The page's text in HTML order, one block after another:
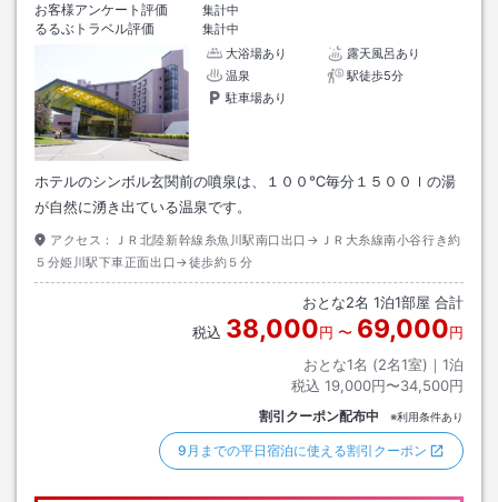
お客様アンケート評価
集計中
るるぶトラベル評価
集計中
大浴場あり
露天風呂あり
温泉
駅徒歩5分
駐車場あり
ホテルのシンボル玄関前の噴泉は、１００℃毎分１５００ｌの湯
が自然に湧き出ている温泉です。
アクセス：
ＪＲ北陸新幹線糸魚川駅南口出口→ＪＲ大糸線南小谷行き約
５分姫川駅下車正面出口→徒歩約５分
おとな2名 1泊1部屋 合計
税込 38,000円 〜 69,000円
おとな1名 (2名1室)｜ 1泊
税込 19,000円〜34,500円
割引クーポン配布中 ※利用条件あり
9月までの平日宿泊に使える割引クーポン